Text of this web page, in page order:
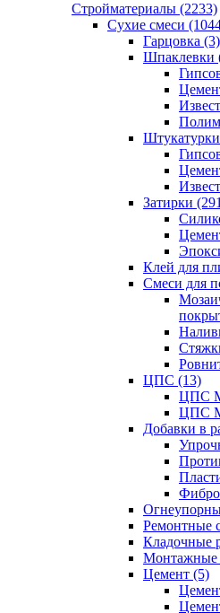
Стройматериалы (2233)
Сухие смеси
Гарцовка (3)
Шпаклевки
Затирки
Клей для
Смеси для
ЦПС (13)
ЦПС
ЦПС
Добавки в
Ремонтные
Кладочные
Монтажные
Цемент (5)